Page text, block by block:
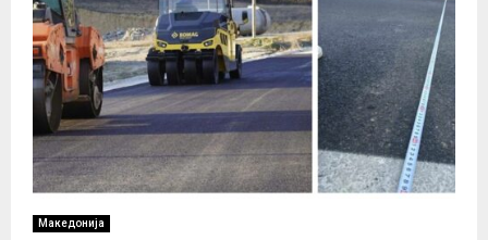
Македонија